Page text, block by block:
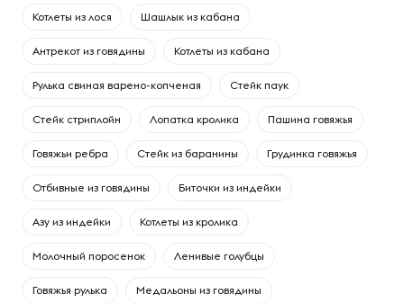
Котлеты из лося Шашлык из кабана
Антрекот из говядины Котлеты из кабана
Рулька свиная варено-копченая Стейк паук
Стейк стриплойн Лопатка кролика Пашина говяжья
Говяжьи ребра Cтейк из баранины Грудинка говяжья
Отбивные из говядины Биточки из индейки
Азу из индейки Котлеты из кролика
Молочный поросенок Ленивые голубцы
Говяжья рулька Медальоны из говядины